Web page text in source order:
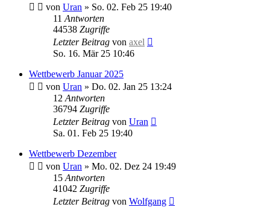
von Uran » So. 02. Feb 25 19:40
11 Antworten
44538 Zugriffe
Letzter Beitrag von axel
So. 16. Mär 25 10:46
Wettbewerb Januar 2025
von Uran » Do. 02. Jan 25 13:24
12 Antworten
36794 Zugriffe
Letzter Beitrag von Uran
Sa. 01. Feb 25 19:40
Wettbewerb Dezember
von Uran » Mo. 02. Dez 24 19:49
15 Antworten
41042 Zugriffe
Letzter Beitrag von Wolfgang